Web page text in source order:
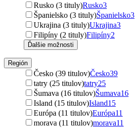
Rusko (3 tituly)Rusko3
Španielsko (3 tituly)Španielsko3
Ukrajina (3 tituly)Ukrajina3
Filipíny (2 tituly)Filipíny2
Ďalšie možnosti
Región
Česko (39 titulov)Česko39
tatry (25 titulov)tatry25
Šumava (16 titulov)Šumava16
Island (15 titulov)Island15
Európa (11 titulov)Európa11
morava (11 titulov)morava11